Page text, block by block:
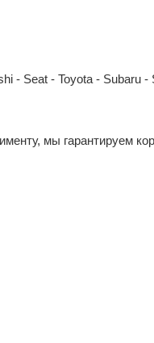
- Seat - Toyota - Subaru -
мы гарантируем